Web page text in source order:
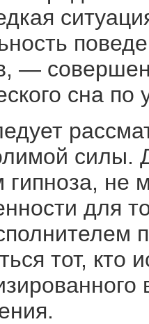
—
сна
силы.
гипноза, не
для
тот, кто